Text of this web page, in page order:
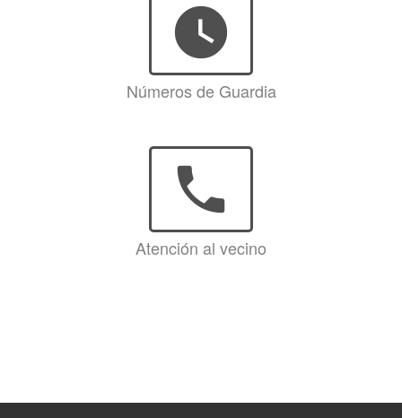
watch_later
Números de Guardia
phone
Atención al vecino